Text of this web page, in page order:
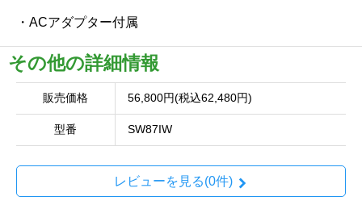
・ACアダプター付属
その他の詳細情報
販売価格 56,800円(税込62,480円)
型番 SW87IW
レビューを見る(0件)